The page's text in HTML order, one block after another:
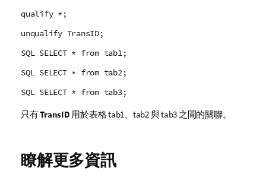
qualify *;
unqualify TransID;
SQL SELECT * from tab1;
SQL SELECT * from tab2;
SQL SELECT * from tab3;
只有TransID 用於表格tab1 tab2與tab3 之間的關聯。
瞭解更多資訊